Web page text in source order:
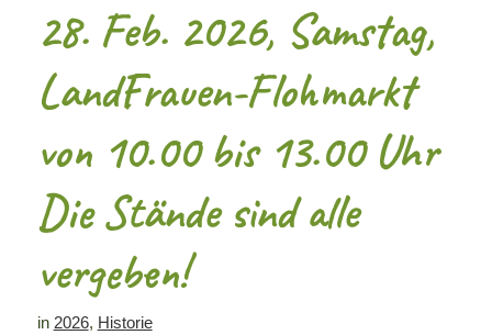
28. Feb. 2026, Samstag,
LandFrauen-Flohmarkt
von 10.00 bis 13.00 Uhr
Die Stände sind alle
vergeben!
in 2026, Historie